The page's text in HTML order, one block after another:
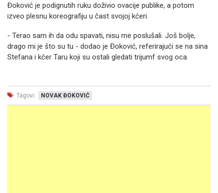
Đoković je podignutih ruku doživio ovacije publike, a potom
izveo plesnu koreografiju u čast svojoj kćeri.
- Terao sam ih da odu spavati, nisu me poslušali. Još bolje,
drago mi je što su tu - dodao je Đoković, referirajući se na sina
Stefana i kćer Taru koji su ostali gledati trijumf svog oca.
Tagovi: NOVAK ĐOKOVIĆ